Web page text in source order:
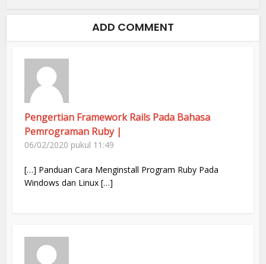
ADD COMMENT
Pengertian Framework Rails Pada Bahasa
Pemrograman Ruby |
06/02/2020 pukul 11:49
[…] Panduan Cara Menginstall Program Ruby Pada
Windows dan Linux […]